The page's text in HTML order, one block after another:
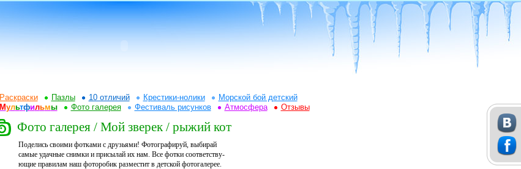
Раскраски Пазлы 10 отличий Крестики-нолики
Морской бой детский
Мультфильмы Фото галерея Фестиваль рисунков Атмосфера Отзывы
Фото галерея / Мой зверек / рыжий кот
Поделись своими фотками с друзьями! Фотографируй, выбирай
самые удачные снимки и присылай их нам. Все фотки соответству-
ющие правилам наш фоторобик разместит в детской фотогалерее.